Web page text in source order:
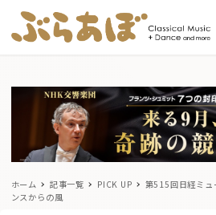
ホーム 記事一覧 PICK UP
第515回日経ミュ
ンスからの風